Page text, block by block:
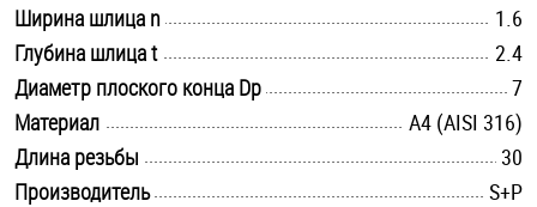
Шайбы
Шпильки
Шплинты
Штифты и пальцы
Ширина шлица n
1.6
Глубина шлица t
2.4
Диаметр плоского конца Dp
7
Материал
A4 (AISI 316)
Длина резьбы
30
Производитель
S+P